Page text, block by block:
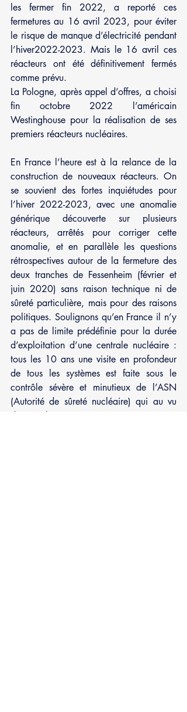
les fermer fin 2022, a reporté ces
fermetures au 16 avril 2023, pour éviter
le risque de manque d’électricité pendant
l’hiver2022-2023. Mais le 16 avril ces
réacteurs ont été définitivement fermés
comme prévu.
La Pologne, après appel d’offres, a choisi
fin octobre 2022 l’américain
Westinghouse pour la réalisation de ses
premiers réacteurs nucléaires.
En France l’heure est à la relance de la
construction de nouveaux réacteurs. On
se souvient des fortes inquiétudes pour
l’hiver 2022-2023, avec une anomalie
générique découverte sur plusieurs
réacteurs, arrêtés pour corriger cette
anomalie, et en parallèle les questions
rétrospectives autour de la fermeture des
deux tranches de Fessenheim (février et
juin 2020) sans raison technique ni de
sûreté particulière, mais pour des raisons
politiques. Soulignons qu’en France il n’y
a pas de limite prédéfinie pour la durée
d’exploitation d’une centrale nucléaire :
tous les 10 ans une visite en profondeur
de tous les systèmes est faite sous le
contrôle sévère et minutieux de l’ASN
(Autorité de sûreté nucléaire) qui au vu
des résultats autorise ou non, ou sous